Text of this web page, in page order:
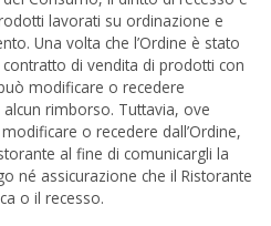
lavorati su ordinazione e
Una volta che l’Ordine è stato
di vendita di prodotti con
modificare o recedere
rimborso. Tuttavia, ove
o recedere dall’Ordine,
al fine di comunicargli la
né assicurazione che il Ristorante
o il recesso.